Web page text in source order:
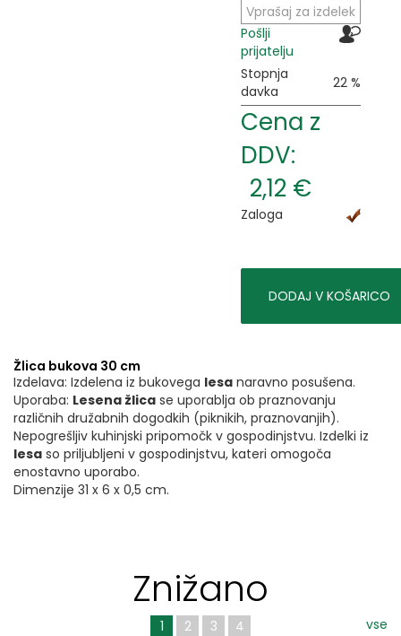
Vprašaj za izdelek
Pošlji
prijatelju
Stopnja
davka
22 %
Cena z
DDV:
2,12 €
Zaloga
DODAJ V KOŠARICO
Žlica bukova 30 cm
Izdelava: Izdelena iz bukovega lesa naravno posušena.
Uporaba: Lesena žlica se uporablja ob praznovanju
različnih družabnih dogodkih (piknikih, praznovanjih).
Nepogrešljiv kuhinjski pripomočk v gospodinjstvu. Izdelki iz
lesa so priljubljeni v gospodinjstvu, kateri omogoča
enostavno uporabo.
Dimenzije 31 x 6 x 0,5 cm.
Znižano
vse
1 2 3 4